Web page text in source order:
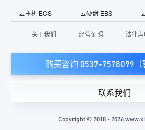
云主机 ECS 云硬盘 EBS
关于我们 经营证照 法律
购买咨询 0537-7578099（
联系我们
Copyright © 2018 - 2026